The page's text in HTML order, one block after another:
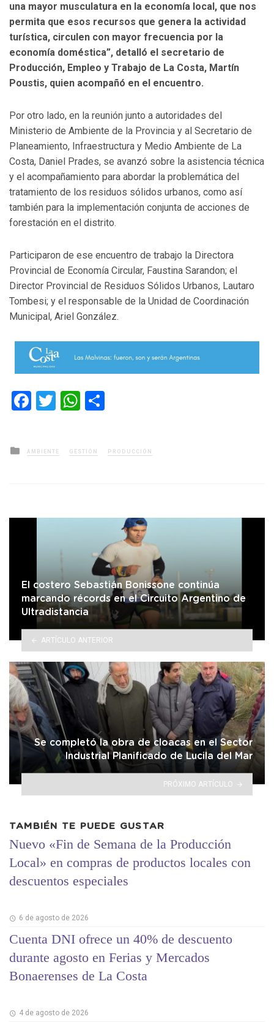
una mayor musculatura en la economía local, que nos
permita que esos recursos que genera la actividad
turística, circulen con mayor frecuencia por la
economía doméstica”, detalló el secretario de
Producción, Empleo y Trabajo de La Costa, Martín
Poustis, quien acompañó en el encuentro.
Por otro lado, en la reunión junto a autoridades del
Ministerio de Ambiente de la Provincia y al Secretario de
Planeamiento, Infraestructura y Medio Ambiente de La
Costa, Daniel Prades, se avanzó sobre la asistencia técnica
y el acompañamiento para abordar la problemática del
tratamiento de los residuos sólidos urbanos, como así
también para la implementación conjunta de acciones de
forestación en el distrito.
Participaron de ese encuentro de trabajo la Directora
Provincial de Economía Circular, Faustina Sarandon; el
Director Provincial de Residuos Sólidos Urbanos, Lautaro
Tombesi; y el responsable de la Unidad de Coordinación
Municipal, Ariel González.
Facebook
TwitterWhatsApp
Posted
in
AMBIENTE GESTIÓN PRODUCCIÓN
El costero Sebastián Bonissone continúa
marcando récords en el Circuito Argentino de
Ultradistancia
ARTÍCULO ANTERIOR
Se completó la obra de cloacas en el Sector
Industrial Planificado de Lucila del Mar
PRÓXIMO ARTÍCULO
TAMBIÉN TE PUEDE GUSTAR
Nuevo «Fin de Semana de la Producción
Local» en compras de productos locales con
descuentos especiales
6 de agosto de 2026
Cuenta DNI ofrece un 40% de descuento
durante agosto en Ferias y Mercados
Bonaerenses de La Costa
4 de agosto de 2026